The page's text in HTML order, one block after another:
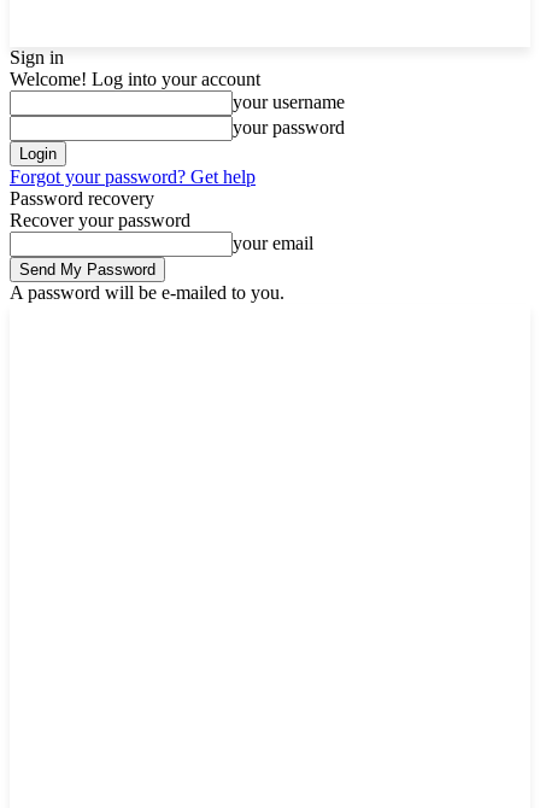
Sign in
Welcome! Log into your account
your username
your password
Forgot your password? Get help
Password recovery
Recover your password
your email
A password will be e-mailed to you.